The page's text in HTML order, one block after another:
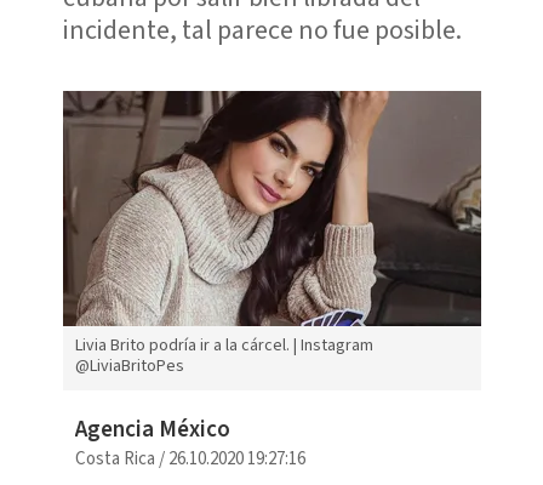
incidente, tal parece no fue posible.
Livia Brito podría ir a la cárcel. | Instagram
@LiviaBritoPes
Agencia México
Costa Rica /26.10.2020 19:27:16